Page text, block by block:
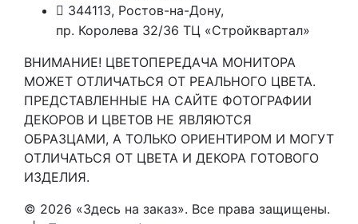
344113, Ростов-на-Дону,
пр. Королева 32/36 ТЦ «Стройквартал»
ВНИМАНИЕ! ЦВЕТОПЕРЕДАЧА МОНИТОРА
МОЖЕТ ОТЛИЧАТЬСЯ ОТ РЕАЛЬНОГО ЦВЕТА.
ПРЕДСТАВЛЕННЫЕ НА САЙТЕ ФОТОГРАФИИ
ДЕКОРОВ И ЦВЕТОВ НЕ ЯВЛЯЮТСЯ
ОБРАЗЦАМИ, А ТОЛЬКО ОРИЕНТИРОМ И МОГУТ
ОТЛИЧАТЬСЯ ОТ ЦВЕТА И ДЕКОРА ГОТОВОГО
ИЗДЕЛИЯ.
© 2026 «Здесь на заказ». Все права защищены.